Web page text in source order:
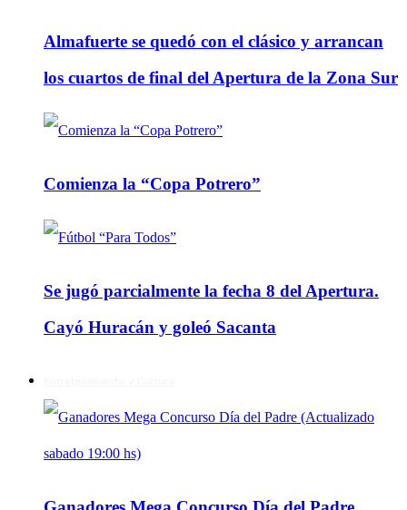
Almafuerte se quedó con el clásico y arrancan
los cuartos de final del Apertura de la Zona Sur
Comienza la “Copa Potrero”
Se jugó parcialmente la fecha 8 del Apertura.
Cayó Huracán y goleó Sacanta